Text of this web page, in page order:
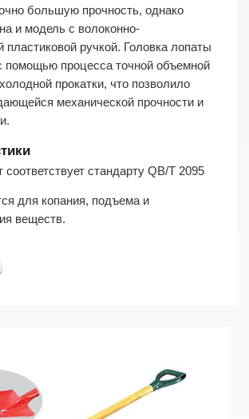
большую прочность, однако
и модель с волоконно-
пластиковой ручкой. Головка лопаты
помощью процесса точной объемной
прокатки, что позволило
механической прочности и
соответствует стандарту QB/T 2095
для копания, подъема и
веществ.